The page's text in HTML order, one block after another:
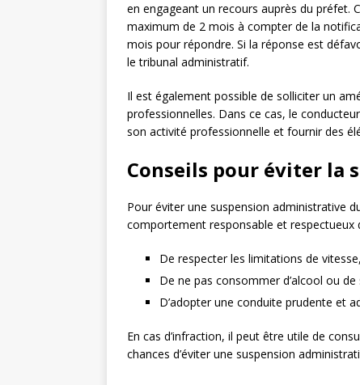
en engageant un recours auprès du préfet.
maximum de 2 mois à compter de la
mois pour répondre. Si la réponse est
le tribunal administratif.
Il est également possible de solliciter un
professionnelles. Dans ce cas, le
son activité professionnelle et fournir des
Conseils pour éviter la
Pour éviter une suspension administrative
comportement responsable et
De respecter les limitations de vitesse,
De ne pas consommer d’alcool ou
D’adopter une conduite prudente et
En cas d’infraction, il peut être utile de
chances d’éviter une suspension